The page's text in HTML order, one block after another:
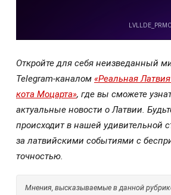
Откройте для себя неизведанный
Telegram-каналом «Реальная
кота Моцарта», где вы сможете
актуальные новости о Латвии.
происходит в нашей удивительной
за латвийскими событиями с
точностью.
Мнения, высказываемые в данной